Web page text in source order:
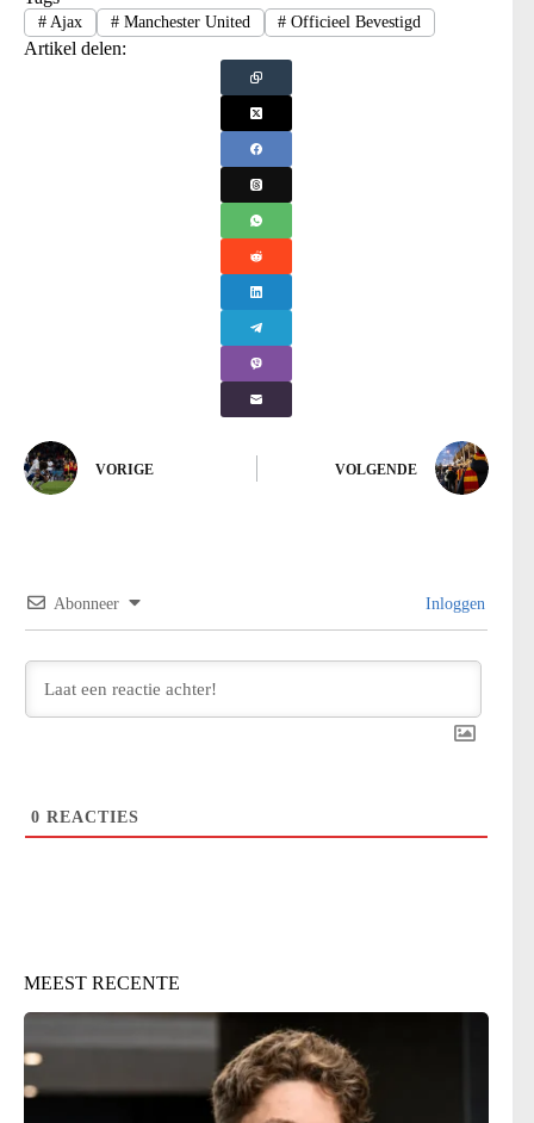
#Ajax #Manchester United # Officieel Bevestigd
Artikel delen:
VORIGE VOLGENDE
Abonneer Inloggen
0 REACTIES
MEEST RECENTE